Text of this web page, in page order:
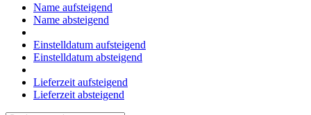
Name aufsteigend
Name absteigend
Einstelldatum aufsteigend
Einstelldatum absteigend
Lieferzeit aufsteigend
Lieferzeit absteigend